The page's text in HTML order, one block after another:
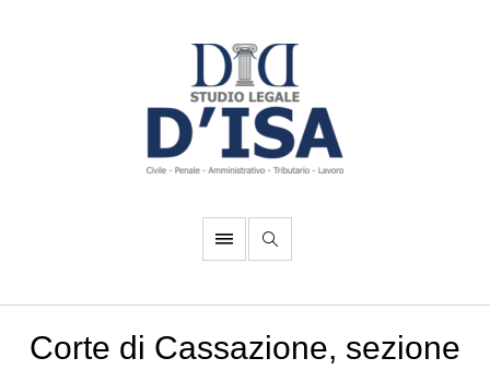
Corte di Cassazione, sezione